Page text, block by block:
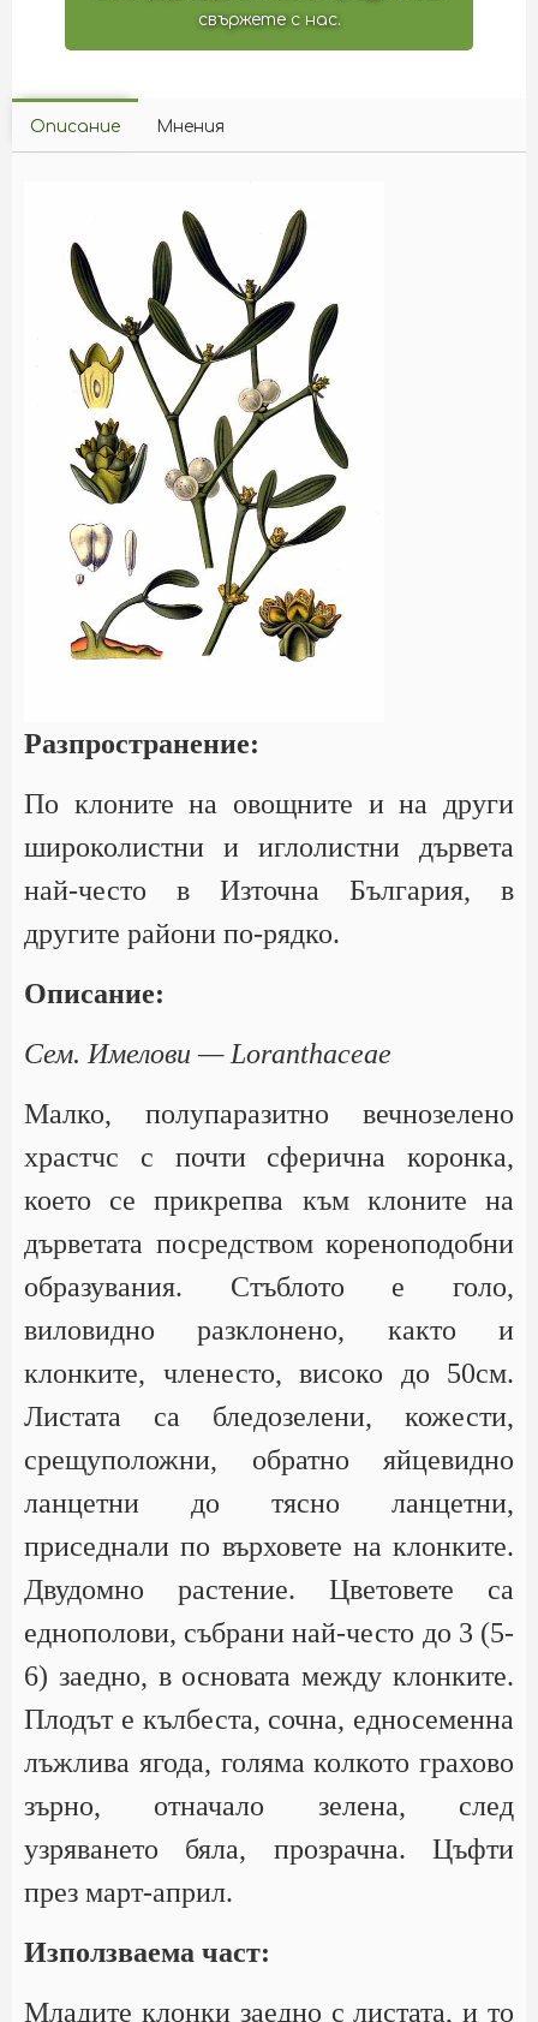
свържете с нас.
Описание Мнения
Разпространение:
По клоните на овощните и на други
широколистни и иглолистни дървета
най-често в Източна България, в
другите райони по-рядко.
Описание:
Сем. Имелови — Loranthaceae
Малко, полупаразитно вечнозелено
храстчс с почти сферична коронка,
което се прикрепва към клоните на
дърветата посредством кореноподобни
образувания. Стъблото е голо,
виловидно разклонено, както и
клонките, членесто, високо до 50см.
Листата са бледозелени, кожести,
срещуположни, обратно яйцевидно
ланцетни до тясно ланцетни,
приседнали по върховете на клонките.
Двудомно растение. Цветовете са
еднополови, събрани най-често до 3 (5-
6) заедно, в основата между клонките.
Плодът е кълбеста, сочна, едносеменна
лъжлива ягода, голяма колкото грахово
зърно, отначало зелена, след
узряването бяла, прозрачна. Цъфти
през март-април.
Използваема част:
Младите клонки заедно с листата, и то